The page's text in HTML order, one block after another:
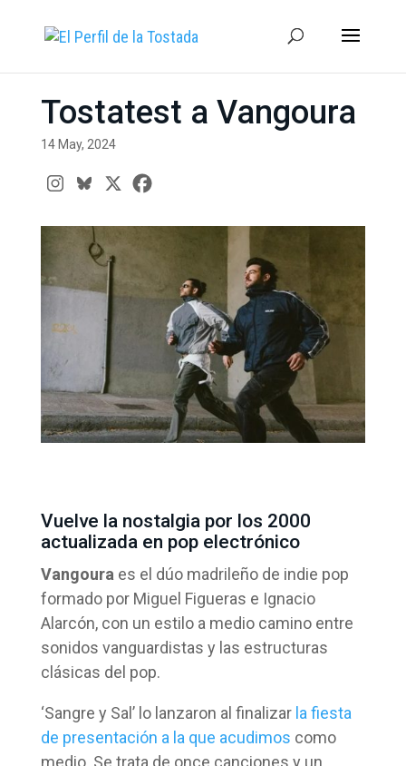
Tostatest a Vangoura
14 May, 2024
Vuelve la nostalgia por los 2000
actualizada en pop electrónico
Vangoura es el dúo madrileño de indie pop
formado por Miguel Figueras e Ignacio
Alarcón, con un estilo a medio camino entre
sonidos vanguardistas y las estructuras
clásicas del pop.
‘Sangre y Sal’ lo lanzaron al finalizar la fiesta
de presentación a la que acudimos como
medio. Se trata de once canciones y un